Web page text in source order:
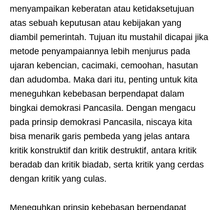
menyampaikan keberatan atau ketidaksetujuan
atas sebuah keputusan atau kebijakan yang
diambil pemerintah. Tujuan itu mustahil dicapai jika
metode penyampaiannya lebih menjurus pada
ujaran kebencian, cacimaki, cemoohan, hasutan
dan adudomba. Maka dari itu, penting untuk kita
meneguhkan kebebasan berpendapat dalam
bingkai demokrasi Pancasila. Dengan mengacu
pada prinsip demokrasi Pancasila, niscaya kita
bisa menarik garis pembeda yang jelas antara
kritik konstruktif dan kritik destruktif, antara kritik
beradab dan kritik biadab, serta kritik yang cerdas
dengan kritik yang culas.
Meneguhkan prinsip kebebasan berpendapat